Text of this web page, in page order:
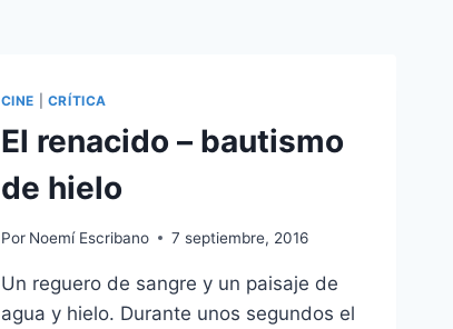
CINE CRÍTICA
El renacido – bautismo
de hielo
Por Noemí Escribano 7 septiembre, 2016
Un reguero de sangre y un paisaje de
agua y hielo. Durante unos segundos el